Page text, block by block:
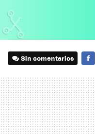
Sin comentarios